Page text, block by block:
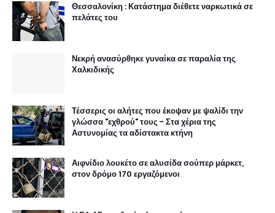
Θεσσαλονίκη : Κατάστημα διέθετε ναρκωτικά σε
πελάτες του
Νεκρή ανασύρθηκε γυναίκα σε παραλία της
Χαλκιδικής
Τέσσερις οι αλήτες που έκοψαν με ψαλίδι την
γλώσσα "εχθρού" τους - Στα χέρια της
Αστυνομίας τα αδίστακτα κτήνη
Αιφνίδιο λουκέτο σε αλυσίδα σούπερ μάρκετ,
στον δρόμο 170 εργαζόμενοι